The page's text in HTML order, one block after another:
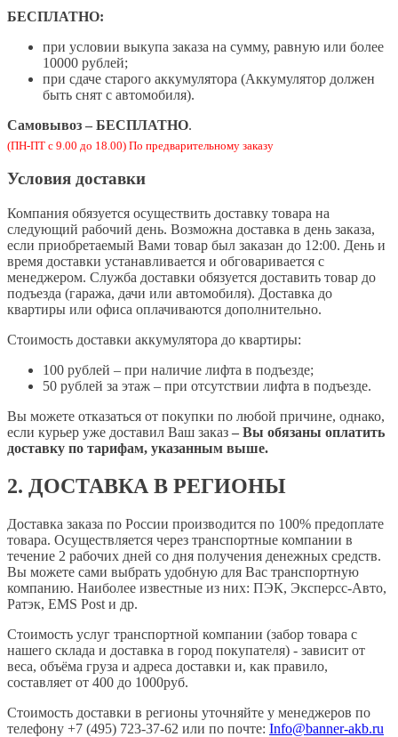
БЕСПЛАТНО:
при условии выкупа заказа на сумму, равную или более
10000 рублей;
при сдаче старого аккумулятора (Аккумулятор должен
быть снят с автомобиля).
Самовывоз – БЕСПЛАТНО.
(ПН-ПТ с 9.00 до 18.00) По предварительному заказу
Условия доставки
Компания обязуется осуществить доставку товара на
следующий рабочий день. Возможна доставка в день заказа,
если приобретаемый Вами товар был заказан до 12:00. День и
время доставки устанавливается и обговаривается с
менеджером. Служба доставки обязуется доставить товар до
подъезда (гаража, дачи или автомобиля). Доставка до
квартиры или офиса оплачиваются дополнительно.
Стоимость доставки аккумулятора до квартиры:
100 рублей – при наличие лифта в подъезде;
50 рублей за этаж – при отсутствии лифта в подъезде.
Вы можете отказаться от покупки по любой причине, однако,
если курьер уже доставил Ваш заказ – Вы обязаны оплатить
доставку по тарифам, указанным выше.
2. ДОСТАВКА В РЕГИОНЫ
Доставка заказа по России производится по 100% предоплате
товара. Осуществляется через транспортные компании в
течение 2 рабочих дней со дня получения денежных средств.
Вы можете сами выбрать удобную для Вас транспортную
компанию. Наиболее известные из них: ПЭК, Эксперсс-Авто,
Ратэк, EMS Post и др.
Стоимость услуг транспортной компании (забор товара с
нашего склада и доставка в город покупателя) - зависит от
веса, объёма груза и адреса доставки и, как правило,
составляет от 400 до 1000руб.
Стоимость доставки в регионы уточняйте у менеджеров по
телефону +7 (495) 723-37-62 или по почте: Info@banner-akb.ru